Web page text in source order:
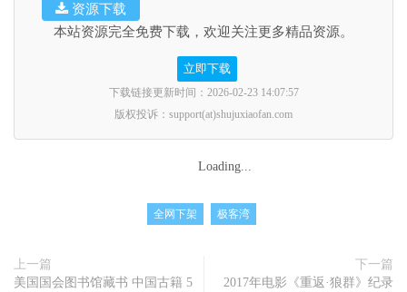
本站资源完全免费下载，欢迎关注更多精品资源。
立即下载
下载链接更新时间：2026-02-23 14:07:57
版权投诉：support(at)shujuxiaofan.com
资源下载
Loading...
全网下架 极客湾
上一篇
美国国会图书馆藏书 中国古籍 5
下一篇
2017年电影《重返·狼群》纪录